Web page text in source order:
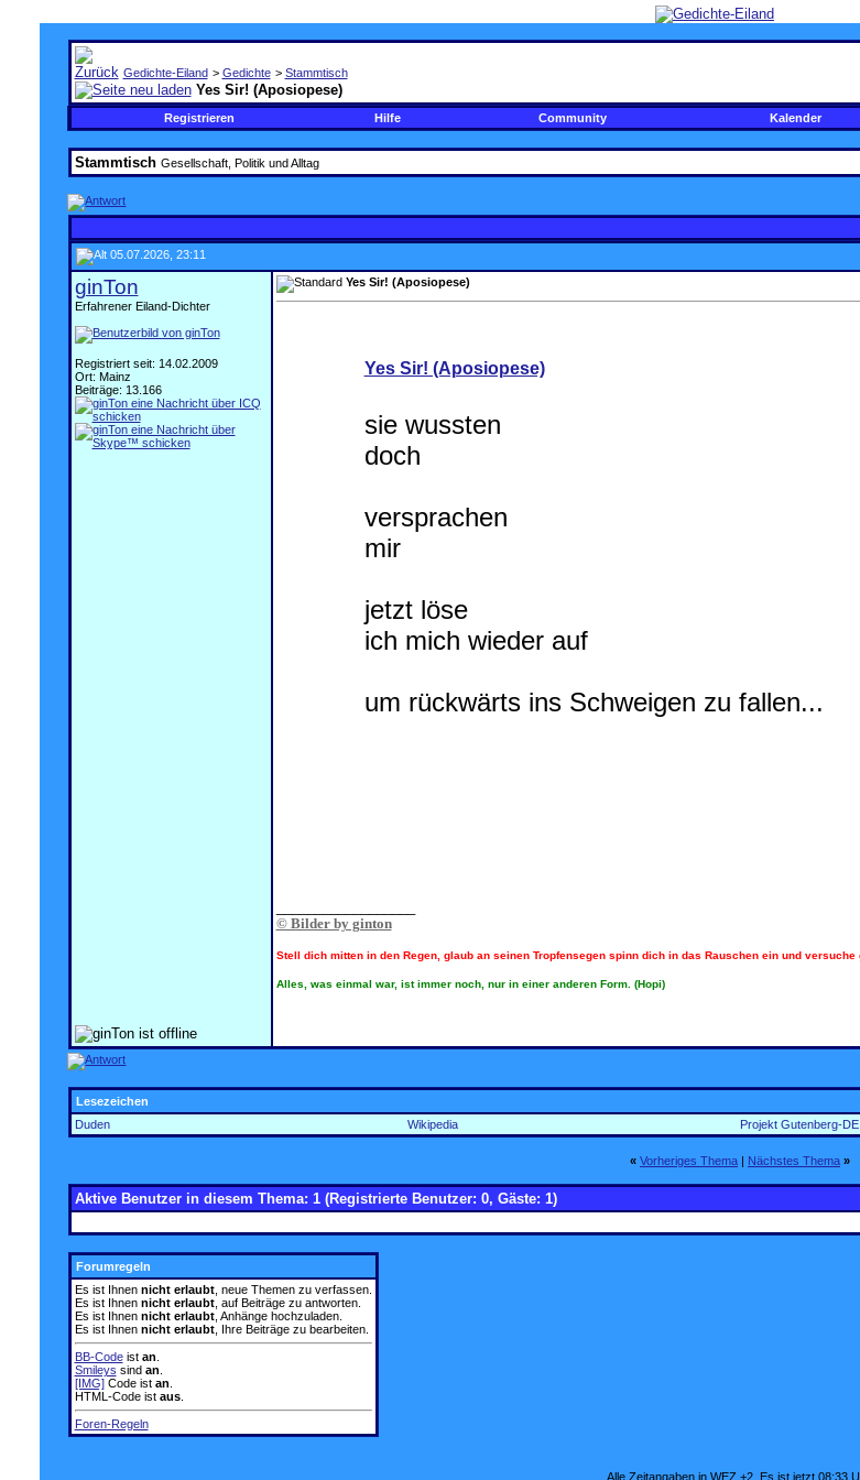
Gedichte-Eiland > Gedichte > Stammtisch
Yes Sir! (Aposiopese)
Registrieren Hilfe Community Kalender
Stammtisch Gesellschaft, Politik und Alltag
05.07.2026, 23:11
ginTon
Erfahrener Eiland-Dichter
Registriert seit: 14.02.2009
Ort: Mainz
Beiträge: 13.166
Yes Sir! (Aposiopese)
Yes Sir! (Aposiopese)
sie wussten
doch
versprachen
mir
jetzt löse
ich mich wieder auf
um rückwärts ins Schweigen zu fallen...
© Bilder by ginton
Stell dich mitten in den Regen, glaub an seinen Tropfensegen spinn dich in das Rauschen ein und versuche
Alles, was einmal war, ist immer noch, nur in einer anderen Form. (Hopi)
Lesezeichen
Duden
Wikipedia Projekt Gutenberg-DE
« Vorheriges Thema | Nächstes Thema »
Aktive Benutzer in diesem Thema: 1 (Registrierte Benutzer: 0, Gäste: 1)
Forumregeln
Es ist Ihnen nicht erlaubt, neue Themen zu verfassen.
Es ist Ihnen nicht erlaubt, auf Beiträge zu antworten.
Es ist Ihnen nicht erlaubt, Anhänge hochzuladen.
Es ist Ihnen nicht erlaubt, Ihre Beiträge zu bearbeiten.
BB-Codeist an
Smileys sind an
[IMG]Code ist an
HTML-Code ist aus.
Foren-Regeln
Alle Zeitangaben in WEZ +2. Es ist jetzt 08:33